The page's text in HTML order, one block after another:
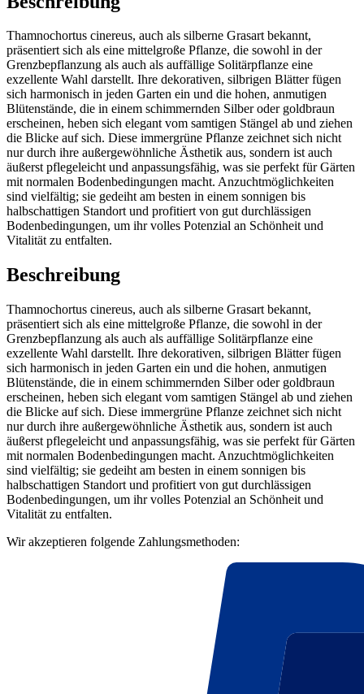
Thamnochortus cinereus, auch als silberne Grasart bekannt,
präsentiert sich als eine mittelgroße Pflanze, die sowohl in der
Grenzbepflanzung als auch als auffällige Solitärpflanze eine
exzellente Wahl darstellt. Ihre dekorativen, silbrigen Blätter fügen
sich harmonisch in jeden Garten ein und die hohen, anmutigen
Blütenstände, die in einem schimmernden Silber oder goldbraun
erscheinen, heben sich elegant vom samtigen Stängel ab und ziehen
die Blicke auf sich. Diese immergrüne Pflanze zeichnet sich nicht
nur durch ihre außergewöhnliche Ästhetik aus, sondern ist auch
äußerst pflegeleicht und anpassungsfähig, was sie perfekt für Gärten
mit normalen Bodenbedingungen macht. Anzuchtmöglichkeiten
sind vielfältig; sie gedeiht am besten in einem sonnigen bis
halbschattigen Standort und profitiert von gut durchlässigen
Bodenbedingungen, um ihr volles Potenzial an Schönheit und
Vitalität zu entfalten.
Beschreibung
Thamnochortus cinereus, auch als silberne Grasart bekannt,
präsentiert sich als eine mittelgroße Pflanze, die sowohl in der
Grenzbepflanzung als auch als auffällige Solitärpflanze eine
exzellente Wahl darstellt. Ihre dekorativen, silbrigen Blätter fügen
sich harmonisch in jeden Garten ein und die hohen, anmutigen
Blütenstände, die in einem schimmernden Silber oder goldbraun
erscheinen, heben sich elegant vom samtigen Stängel ab und ziehen
die Blicke auf sich. Diese immergrüne Pflanze zeichnet sich nicht
nur durch ihre außergewöhnliche Ästhetik aus, sondern ist auch
äußerst pflegeleicht und anpassungsfähig, was sie perfekt für Gärten
mit normalen Bodenbedingungen macht. Anzuchtmöglichkeiten
sind vielfältig; sie gedeiht am besten in einem sonnigen bis
halbschattigen Standort und profitiert von gut durchlässigen
Bodenbedingungen, um ihr volles Potenzial an Schönheit und
Vitalität zu entfalten.
Wir akzeptieren folgende Zahlungsmethoden: